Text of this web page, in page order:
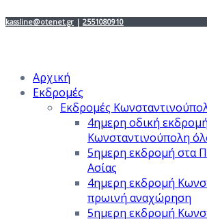
kassline@otenet.gr | 2551080910
Αρχική
Εκδρομές
Εκδρομές
4ημερη οδική
Κωνσταντινούπολη
5ημερη εκδρομή στα
Ασίας
4ημερη εκδρομή
πρωινή αναχώρηση
5ημερη εκδρομή